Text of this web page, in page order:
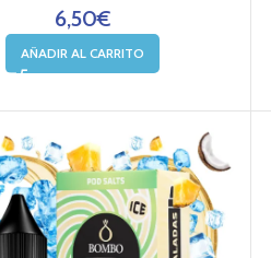
6,50€
AÑADIR AL CARRITO